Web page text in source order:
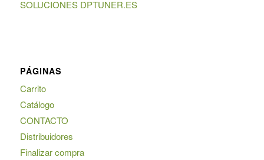
SOLUCIONES DPTUNER.ES
PÁGINAS
Carrito
Catálogo
CONTACTO
Distribuidores
Finalizar compra